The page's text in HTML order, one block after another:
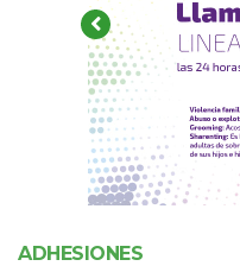
ADHESIONES